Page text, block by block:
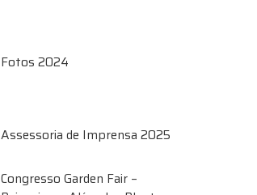
Fotos 2024
Assessoria de Imprensa 2025
Congresso Garden Fair –